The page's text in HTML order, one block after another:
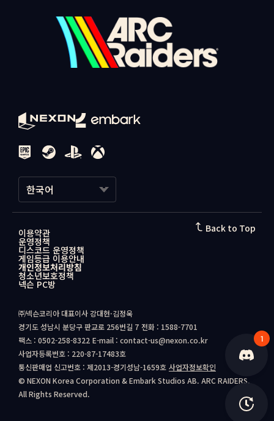
1
한국어
日本語
이용약관
운영정책
디스코드 운영정책
게임등급 이용안내
개인정보처리방침
청소년보호정책
넥슨 PC방
Back to Top
㈜넥슨코리아 대표이사 강대현·김정욱
경기도 성남시 분당구 판교로 256번길 7 전화 : 1588-7701
팩스 : 0502-258-8322 E-mail : contact-us@nexon.co.kr
사업자등록번호 : 220-87-17483호
통신판매업 신고번호 : 제2013-경기성남-1659호 사업자정보확인
© NEXON Korea Corporation & Embark Studios AB. ARC RAIDERS.
All Rights Reserved.